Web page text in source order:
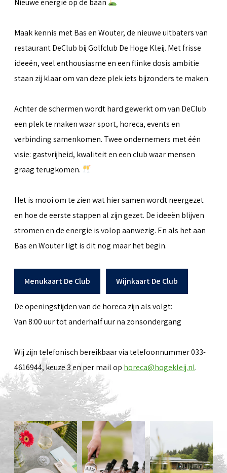
Maak kennis met Bas en Wouter, de nieuwe uitbaters van
restaurant DeClub bij Golfclub De Hoge Kleij. Met frisse
ideeën, veel enthousiasme en een flinke dosis ambitie
staan zij klaar om van deze plek iets bijzonders te maken.
Achter de schermen wordt hard gewerkt om van DeClub
een plek te maken waar sport, horeca, events en
verbinding samenkomen. Twee ondernemers met één
visie: gastvrijheid, kwaliteit en een club waar mensen
graag terugkomen.
Het is mooi om te zien wat hier samen wordt neergezet
en hoe de eerste stappen al zijn gezet. De ideeën blijven
stromen en de energie is volop aanwezig. En als het aan
Bas en Wouter ligt is dit nog maar het begin.
Menukaart De Club Wijnkaart De Club
De openingstijden van de horeca zijn als volgt:
Van 8:00 uur tot anderhalf uur na zonsondergang
Wij zijn telefonisch bereikbaar via telefoonnummer 033-
4616944, keuze 3 en per mail op horeca@hogekleij.nl.